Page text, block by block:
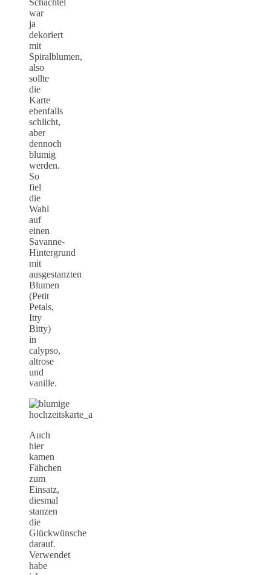
war
ja
dekoriert
mit
Spiralblumen,
also
sollte
die
Karte
ebenfalls
schlicht,
aber
dennoch
blumig
werden.
So
fiel
die
Wahl
auf
einen
Savanne-
Hintergrund
mit
ausgestanzten
Blumen
(Petit
Petals,
Itty
Bitty)
in
calypso,
altrose
und
vanille.
Auch
hier
kamen
Fähchen
zum
Einsatz,
diesmal
stanzen
die
Glückwünsche
darauf.
Verwendet
habe